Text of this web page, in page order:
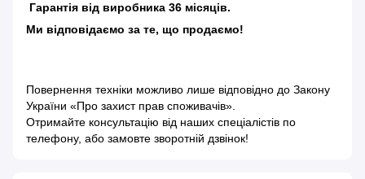
Гарантія від виробника 36 місяців.
Ми відповідаємо за те, що продаємо!
Повернення техніки можливо лише відповідно до Закону
України «Про захист прав споживачів».
Отримайте консультацію від наших спеціалістів по
телефону, або замовте зворотній дзвінок!